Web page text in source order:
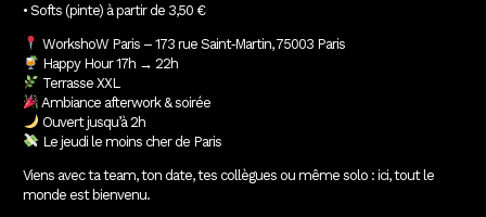
• Softs (pinte) à partir de 3,50 €
WorkshoW Paris – 173 rue Saint‑Martin, 75003 Paris
Happy Hour 17h → 22h
Terrasse XXL
Ambiance afterwork & soirée
Ouvert jusqu’à 2h
Le jeudi le moins cher de Paris
Viens avec ta team, ton date, tes collègues ou même solo : ici, tout le
monde est bienvenu.